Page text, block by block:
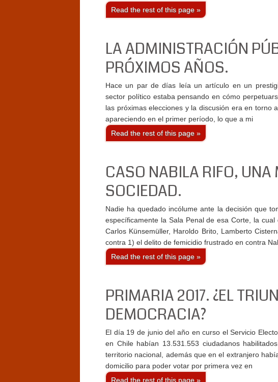
Read the rest of this page »
LA ADMINISTRACIÓN
PRÓXIMOS AÑOS.
Hace un par de días leía un artículo en un
sector político estaba pensando en cómo
las próximas elecciones y la discusión era en torno
apareciendo en el primer período, lo que a mi
Read the rest of this page »
CASO NABILA RIFO, UNA
SOCIEDAD.
Nadie ha quedado incólume ante la decisión que
específicamente la Sala Penal de esa Corte, la
Carlos Künsemüller, Haroldo Brito, Lamberto
contra 1) el delito de femicidio frustrado en contra
Read the rest of this page »
PRIMARIA 2017. ¿EL
DEMOCRACIA?
El día 19 de junio del año en curso el Servicio
en Chile habían 13.531.553 ciudadanos
territorio nacional, además que en el extranjero
domicilio para poder votar por primera vez en
Read the rest of this page »